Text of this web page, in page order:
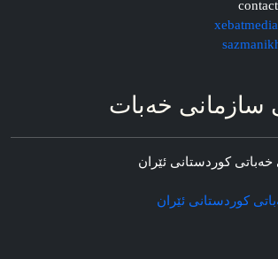
xebatmedia
سازمانی خه‌بات
خه‌باتی کوردستانی ئێران
کوردستانی ئێران